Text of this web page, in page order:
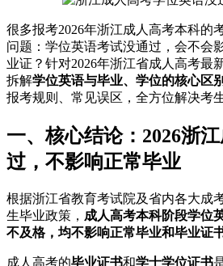
很多报考2026年浙江成人高考本科的
问题：学位英语考试没通过，会不会
业证？针对2026年浙江省成人高考最
拆解学位英语与毕业、学位的核心区别
报考规则、常见误区，全方位解决考
一、核心结论：2026浙
过，不影响正常毕业
根据浙江省教育考试院及省内各大成
生毕业政策， 成人高考本科阶段学位
不及格，均不影响正常毕业和毕业证
成人高考的毕业证书和学士学位证书